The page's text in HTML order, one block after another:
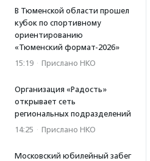
В Тюменской области прошел
кубок по спортивному
ориентированию
«Тюменский формат-2026»
15:19 · Прислано НКО
Организация «Радость»
открывает сеть
региональных подразделений
14:25 · Прислано НКО
Московский юбилейный забег